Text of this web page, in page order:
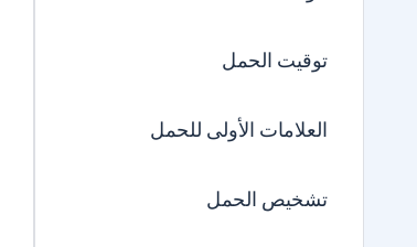
توقيت الحمل
العلامات الأولى للحمل
تشخيص الحمل